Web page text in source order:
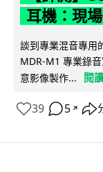
耳機：現
談到專業混音專用
MDR-M1 專業錄
意影像製作...
閱
39 5 ↗